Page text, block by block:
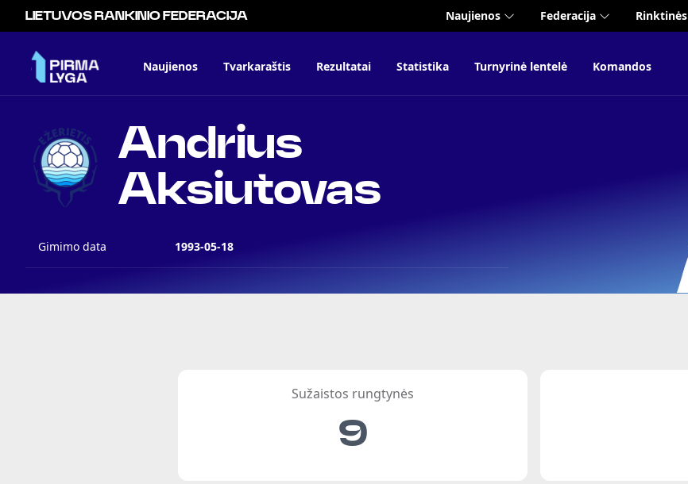
LIETUVOS RANKINIO FEDERACIJA Naujienos Federacija Rinktinės
Naujienos Tvarkaraštis Rezultatai Statistika Turnyrinė lentelė Komandos
Andrius
Aksiutovas
Gimimo data 1993-05-18
Sužaistos rungtynės
9